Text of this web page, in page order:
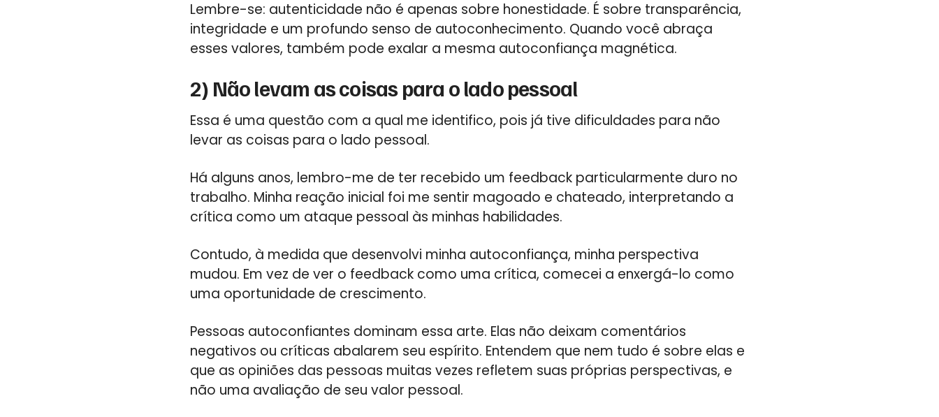
Lembre-se: autenticidade não é apenas sobre honestidade. É sobre transparência,
integridade e um profundo senso de autoconhecimento. Quando você abraça
esses valores, também pode exalar a mesma autoconfiança magnética.
2) Não levam as coisas para o lado pessoal
Essa é uma questão com a qual me identifico, pois já tive dificuldades para não
levar as coisas para o lado pessoal.
Há alguns anos, lembro-me de ter recebido um feedback particularmente duro no
trabalho. Minha reação inicial foi me sentir magoado e chateado, interpretando a
crítica como um ataque pessoal às minhas habilidades.
Contudo, à medida que desenvolvi minha autoconfiança, minha perspectiva
mudou. Em vez de ver o feedback como uma crítica, comecei a enxergá-lo como
uma oportunidade de crescimento.
Pessoas autoconfiantes dominam essa arte. Elas não deixam comentários
negativos ou críticas abalarem seu espírito. Entendem que nem tudo é sobre elas e
que as opiniões das pessoas muitas vezes refletem suas próprias perspectivas, e
não uma avaliação de seu valor pessoal.